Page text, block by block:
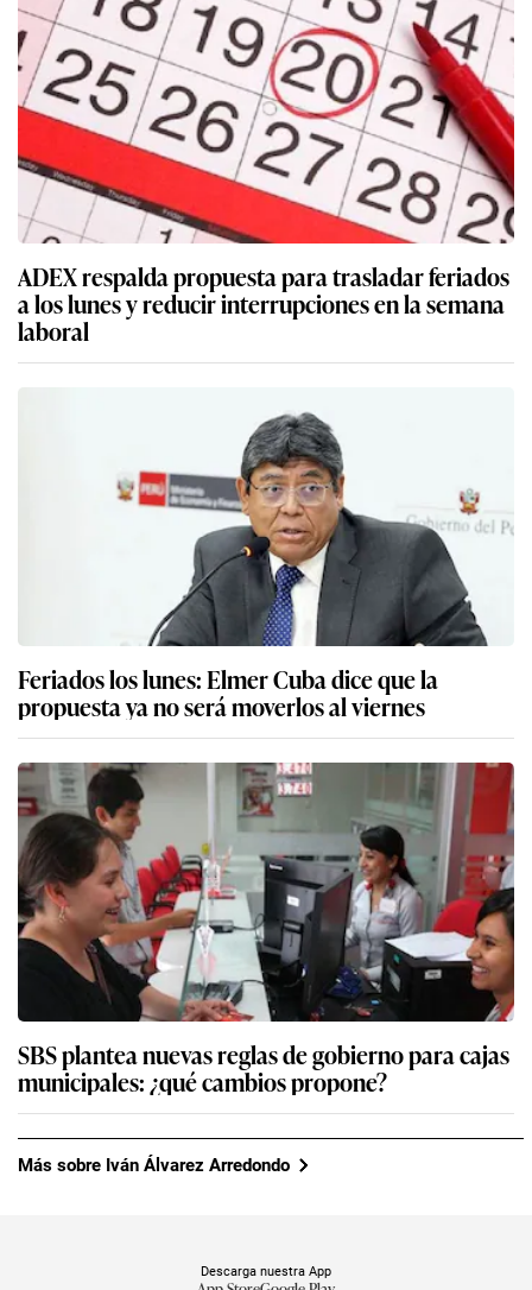
ADEX respalda propuesta para trasladar feriados
a los lunes y reducir interrupciones en la semana
laboral
Feriados los lunes: Elmer Cuba dice que la
propuesta ya no será moverlos al viernes
SBS plantea nuevas reglas de gobierno para cajas
municipales: ¿qué cambios propone?
Más sobre Iván Álvarez Arredondo
Descarga nuestra App